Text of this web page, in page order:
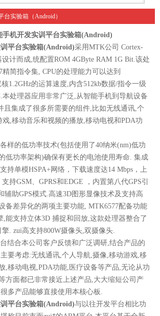
实验箱（Android）
手机开发实训平台实验箱(Android)
平台实验箱(Android)采用MTK公司 Cortex-
计而成,统配置ROM 4GByte RAM 1G Bit.该处
简指令集, CPU的处理能力可以达到
1.2GHz的运算速度,内含512kb数据/指令一级
本处理器应用非常广泛,从智能手机到导航设备
且集成了很多所需要的组件,比如无线通讯,个
戏,移动音乐和视频的播放,移动电视和PDA功
样的低功率技术(包括使用了40纳米(nm)低功
低功率架构)确保有更长的电池使用寿命. 集成
持单模HSPA+网络，下载速度达14 Mbps，上
持GSM、GPRS和EDGE ，内置第八代GPS引
辅助GPS模式.高速3D图形显像技术及支持高
备差异化的两项主要功能, MTK6577配备功能
,能支持立体3D 捕捉和回放,这款处理器整合了
. zui高支持800W摄像头,双摄像头.
结合本公司客户反馈和广泛调研,结合产品的
要考虑:无线通讯,个人导航,摄像,移动游戏,移
,移动电视,PDA功能,医疗设备等产品,无论从功
方面都已非常接近上述产品,大大缩短公司产
多产品能够直接使用本核心板.
平台实验箱(Android)与以往开发平台相比功